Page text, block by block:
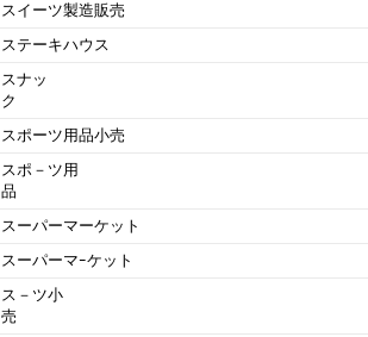
スイーツ製造販売
ステーキハウス
スナッ
スポーツ用品小売
スポ－ツ用
スーパーマーケット
スーパーマｰケット
ス－ツ小